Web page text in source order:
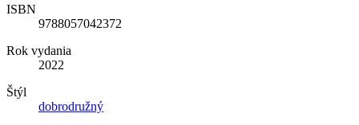
ISBN
9788057042372
Rok vydania
2022
Štýl
dobrodružný